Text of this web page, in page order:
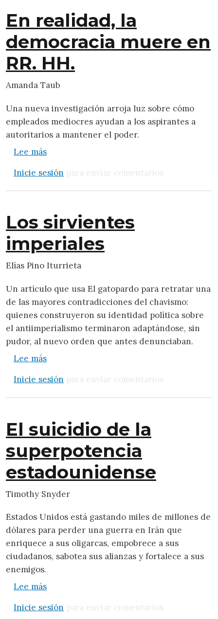
En realidad, la
democracia muere en
RR. HH.
Amanda Taub
Una nueva investigación arroja luz sobre cómo
empleados mediocres ayudan a los aspirantes a
autoritarios a mantener el poder.
Lee mássobre En realidad, la democracia muere en
Inicie sesión para enviar comentarios
Los sirvientes
imperiales
Elías Pino Iturrieta
Un artículo que usa El gatopardo para retratar una
de las mayores contradicciones del chavismo:
quienes construyeron su identidad política sobre
el antiimperialismo terminaron adaptándose, sin
pudor, al nuevo orden que antes denunciaban.
Lee mássobre Los sirvientes imperiales
Inicie sesión para enviar comentarios
El suicidio de la
superpotencia
estadounidense
Timothy Snyder
Estados Unidos está gastando miles de millones de
dólares para perder una guerra en Irán que
enriquece a sus oligarcas, empobrece a sus
ciudadanos, sabotea sus alianzas y fortalece a sus
enemigos.
Lee mássobre El suicidio de la superpotencia
Inicie sesión para enviar comentarios